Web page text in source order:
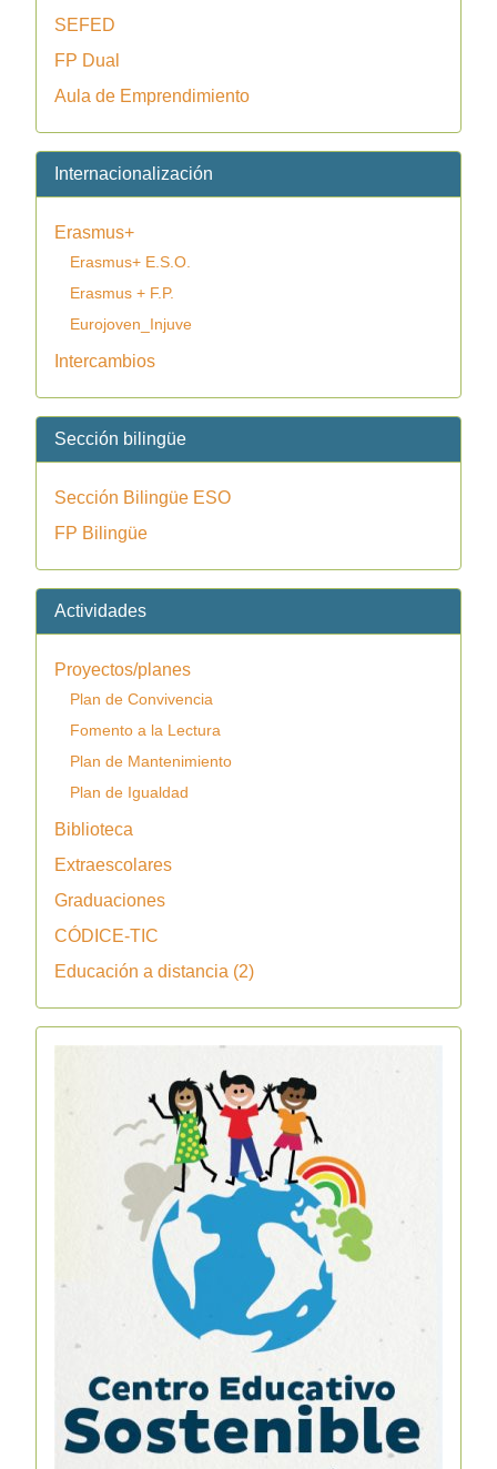
SEFED
FP Dual
Aula de Emprendimiento
Internacionalización
Erasmus+
Erasmus+ E.S.O.
Erasmus + F.P.
Eurojoven_Injuve
Intercambios
Sección bilingüe
Sección Bilingüe ESO
FP Bilingüe
Actividades
Proyectos/planes
Plan de Convivencia
Fomento a la Lectura
Plan de Mantenimiento
Plan de Igualdad
Biblioteca
Extraescolares
Graduaciones
CÓDICE-TIC
Educación a distancia (2)